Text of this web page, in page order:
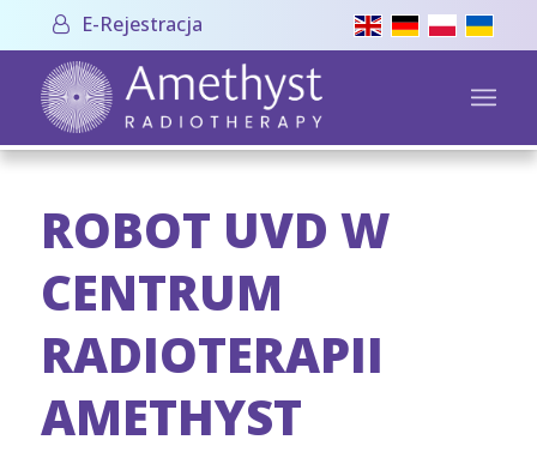
E-Rejestracja
ROBOT UVD W
CENTRUM
RADIOTERAPII
AMETHYST